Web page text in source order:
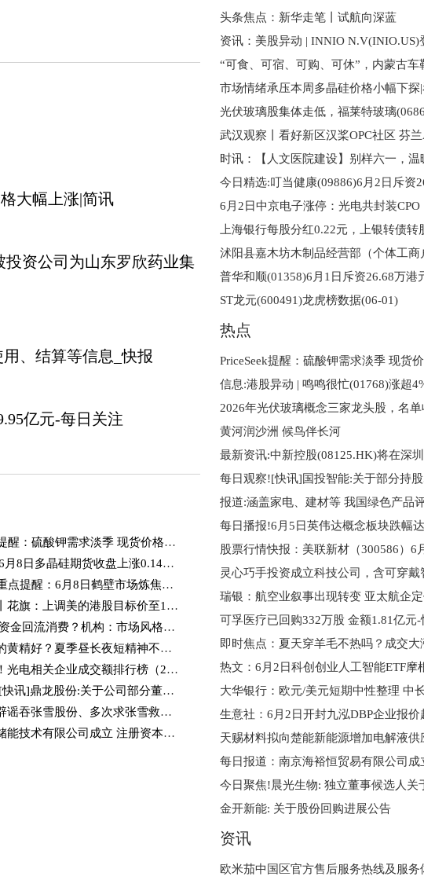
大幅上涨|简讯
投资公司为山东罗欣药业集
、结算等信息_快报
亿元-每日关注
PriceSeek提醒：硫酸钾需求淡季 现货价格小幅下跌-看热讯
每日热点:6月8日多晶硅期货收盘上涨0.14%，报35400元
PriceSeek重点提醒：6月8日鹤壁市场炼焦煤价格大幅上涨|简讯
大行评级丨花旗：上调美的港股目标价至126.3港元，维持“买入”评级
每日速递:资金回流消费？机构：市场风格面临再平衡，消费板块触底回升可期
哪个牌子的黄精好？夏季昼长夜短精神不济，吃旺复堂黄精焕活状态
焦点消息！光电相关企业成交额排行榜（2026年3月25日）
每日快播:[快讯]鼎龙股份:关于公司部分董事、高级管理人员减持股份预披露
凯越机车辟谣吞张雪股份、多次求张雪救命等信息 热文
四川远信储能技术有限公司成立 注册资本1000万人民币-今日播报
头条焦点：新华走笔丨试航向深蓝
市场情绪承压本周多晶硅价格小幅下探
ST龙元(600491)龙虎榜数据(06-01)
热点
黄河润沙洲 候鸟伴长河
每日播报!6月5日英伟达概念板块跌幅
可孚医疗已回购332万股 金额1.81亿元-
天赐材料拟向楚能新能源增加电解液供
金开新能: 关于股份回购进展公告
资讯